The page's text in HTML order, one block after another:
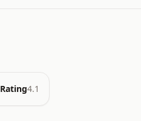
Rating4.1